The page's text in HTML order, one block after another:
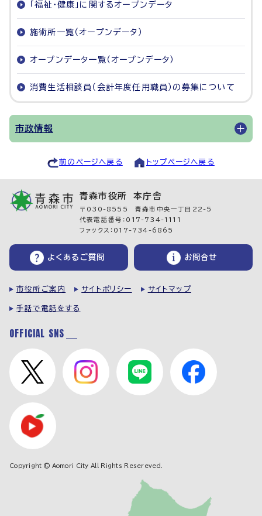
「福祉・健康」に関するオープンデータ
施術所一覧（オープンデータ）
オープンデータ一覧（オープンデータ）
消費生活相談員（会計年度任用職員）の募集について
市政情報
前のページへ戻る トップページへ戻る
青森市役所 本庁舎
〒030-8555 青森市中央一丁目22-5
代表電話番号：017-734-1111
ファックス：017-734-6865
よくあるご質問 お問合せ
市役所ご案内 サイトポリシー サイトマップ
手話で電話をする
OFFICIAL SNS
Copyright © Aomori City All Rights Resereved.